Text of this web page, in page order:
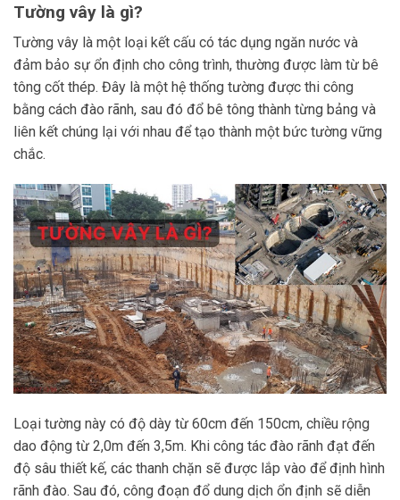
Tường vây là gì?
Tường vây là một loại kết cấu có tác dụng ngăn nước và
đảm bảo sự ổn định cho công trình, thường được làm từ bê
tông cốt thép. Đây là một hệ thống tường được thi công
bằng cách đào rãnh, sau đó đổ bê tông thành từng bảng và
liên kết chúng lại với nhau để tạo thành một bức tường vững
chắc.
Loại tường này có độ dày từ 60cm đến 150cm, chiều rộng
dao động từ 2,0m đến 3,5m. Khi công tác đào rãnh đạt đến
độ sâu thiết kế, các thanh chặn sẽ được lắp vào để định hình
rãnh đào. Sau đó, công đoạn đổ dung dịch ổn định sẽ diễn